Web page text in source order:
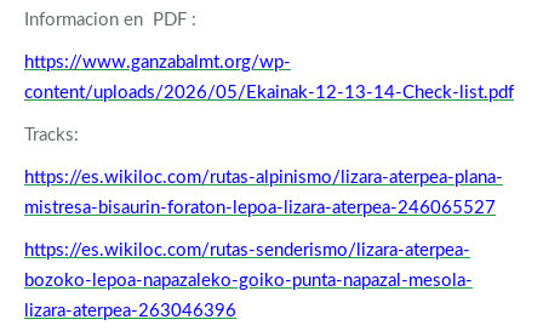
Informacion en PDF :
https://www.ganzabalmt.org/wp-
content/uploads/2026/05/Ekainak-12-13-14-Check-list.pdf
Tracks:
https://es.wikiloc.com/rutas-alpinismo/lizara-aterpea-plana-
mistresa-bisaurin-foraton-lepoa-lizara-aterpea-246065527
https://es.wikiloc.com/rutas-senderismo/lizara-aterpea-
bozoko-lepoa-napazaleko-goiko-punta-napazal-mesola-
lizara-aterpea-263046396